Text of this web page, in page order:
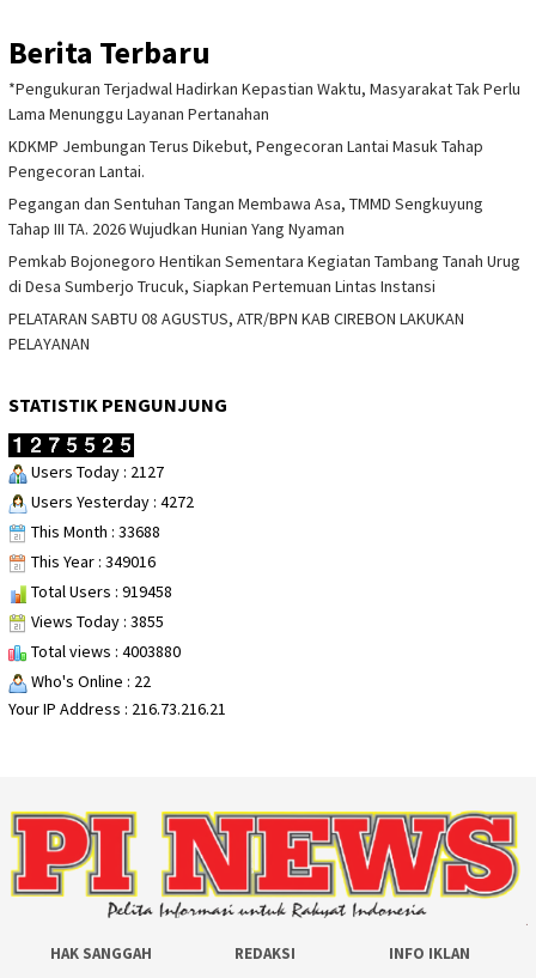
Berita Terbaru
*Pengukuran Terjadwal Hadirkan Kepastian Waktu, Masyarakat Tak Perlu
Lama Menunggu Layanan Pertanahan
KDKMP Jembungan Terus Dikebut, Pengecoran Lantai Masuk Tahap
Pengecoran Lantai.
Pegangan dan Sentuhan Tangan Membawa Asa, TMMD Sengkuyung
Tahap III TA. 2026 Wujudkan Hunian Yang Nyaman
Pemkab Bojonegoro Hentikan Sementara Kegiatan Tambang Tanah Urug
di Desa Sumberjo Trucuk, Siapkan Pertemuan Lintas Instansi
PELATARAN SABTU 08 AGUSTUS, ATR/BPN KAB CIREBON LAKUKAN
PELAYANAN
STATISTIK PENGUNJUNG
Users Today : 2127
Users Yesterday : 4272
This Month : 33688
This Year : 349016
Total Users : 919458
Views Today : 3855
Total views : 4003880
Who's Online : 22
Your IP Address : 216.73.216.21
HAK SANGGAH REDAKSI INFO IKLAN